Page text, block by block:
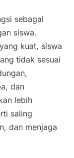
sebagai
siswa.
kuat, siswa
tidak sesuai
dan
lebih
saling
dan menjaga